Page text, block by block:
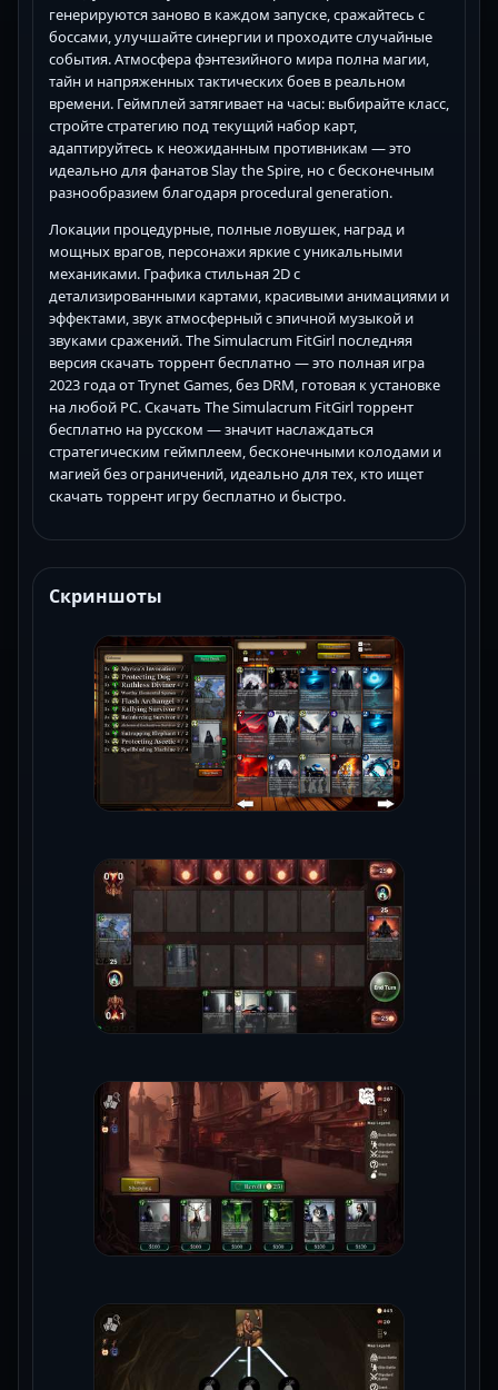
генерируются заново в каждом запуске, сражайтесь с
боссами, улучшайте синергии и проходите случайные
события. Атмосфера фэнтезийного мира полна магии,
тайн и напряженных тактических боев в реальном
времени. Геймплей затягивает на часы: выбирайте класс,
стройте стратегию под текущий набор карт,
адаптируйтесь к неожиданным противникам — это
идеально для фанатов Slay the Spire, но с бесконечным
разнообразием благодаря procedural generation.
Локации процедурные, полные ловушек, наград и
мощных врагов, персонажи яркие с уникальными
механиками. Графика стильная 2D с
детализированными картами, красивыми анимациями и
эффектами, звук атмосферный с эпичной музыкой и
звуками сражений. The Simulacrum FitGirl последняя
версия скачать торрент бесплатно — это полная игра
2023 года от Trynet Games, без DRM, готовая к установке
на любой PC. Скачать The Simulacrum FitGirl торрент
бесплатно на русском — значит наслаждаться
стратегическим геймплеем, бесконечными колодами и
магией без ограничений, идеально для тех, кто ищет
скачать торрент игру бесплатно и быстро.
Скриншоты